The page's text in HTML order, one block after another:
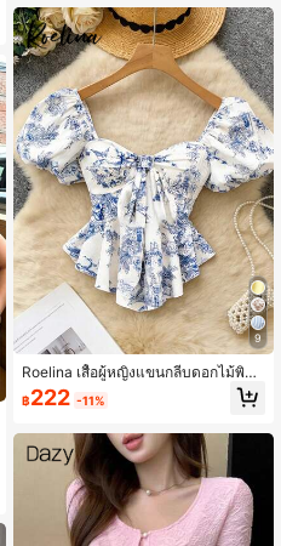
9
Roelina เสื้อผู้หญิงแขนกลีบดอกไม้พิมพ์
ลายดอกไม้ลำลอง
฿222 -11%